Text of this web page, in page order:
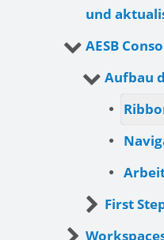
und
AESB
Aufbau
First